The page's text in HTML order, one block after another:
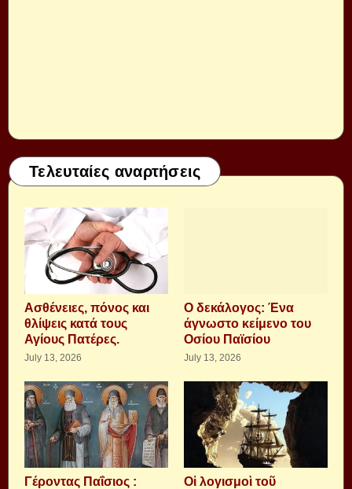
Τελευταίες αναρτήσεις
Aσθένειες, πόνος και
θλίψεις κατά τους
Αγίους Πατέρες.
July 13, 2026
Ο δεκάλογος: Ένα
άγνωστο κείμενο του
Οσίου Παϊσίου
July 13, 2026
Γέροντας Παΐσιος :
Οἱ λογισμοὶ τοῦ